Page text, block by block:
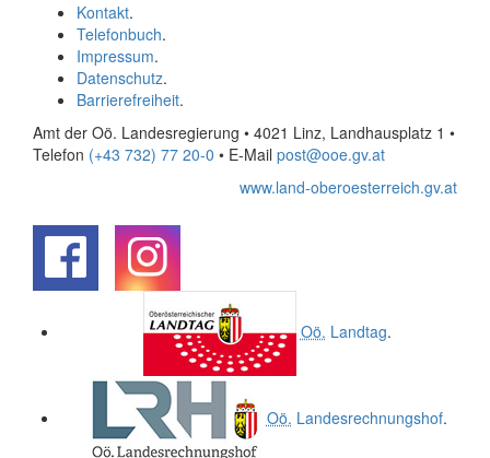
Kontakt.
Telefonbuch.
Impressum.
Datenschutz.
Barrierefreiheit.
Amt der Oö. Landesregierung • 4021 Linz, Landhausplatz 1 •
Telefon (+43 732) 77 20-0 • E-Mail post@ooe.gv.at
www.land-oberoesterreich.gv.at
Oö. Landtag.
Oö. Landesrechnungshof.